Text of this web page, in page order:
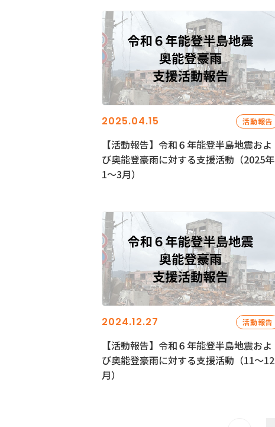
2025.04.15 活動報告
【活動報告】令和６年能登半島地震およ
び奥能登豪雨に対する支援活動（2025年
1〜3月）
2024.12.27 活動報告
【活動報告】令和６年能登半島地震およ
び奥能登豪雨に対する支援活動（11〜12
月）